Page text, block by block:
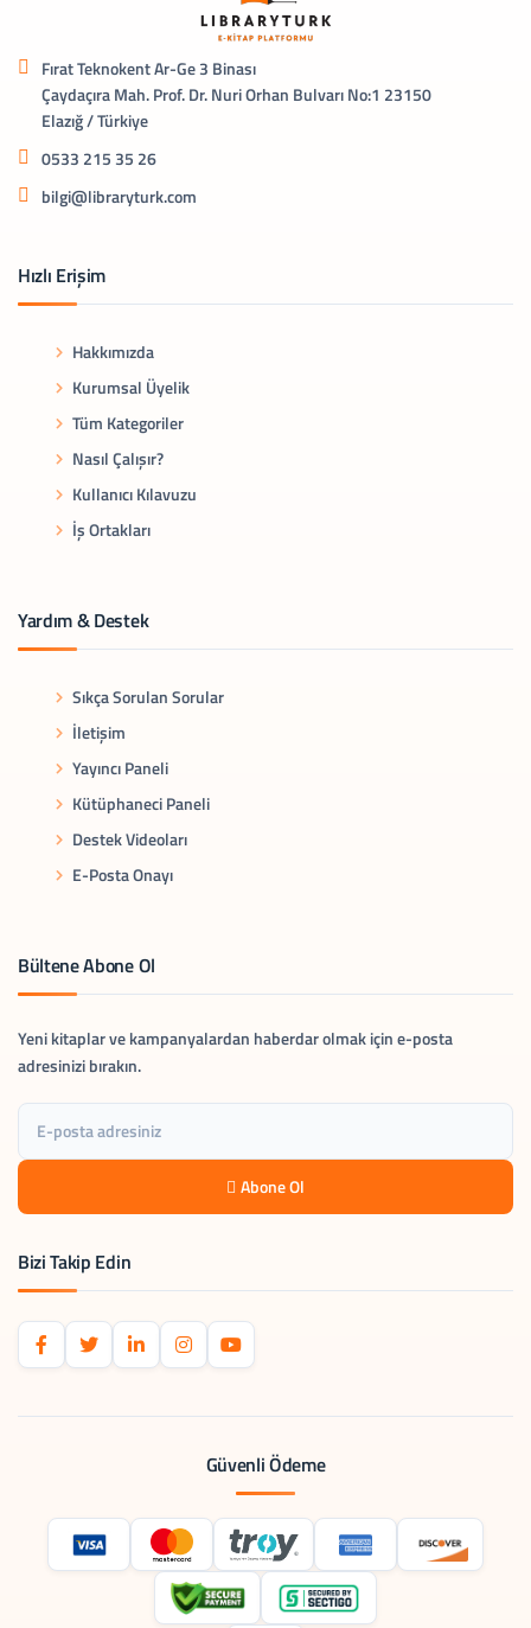
Fırat Teknokent Ar-Ge 3 Binası
Çaydaçıra Mah. Prof. Dr. Nuri Orhan Bulvarı No:1 23150
Elazığ / Türkiye
0533 215 35 26
bilgi@libraryturk.com
Hızlı Erişim
Hakkımızda
Kurumsal Üyelik
Tüm Kategoriler
Nasıl Çalışır?
Kullanıcı Kılavuzu
İş Ortakları
Yardım & Destek
Sıkça Sorulan Sorular
İletişim
Yayıncı Paneli
Kütüphaneci Paneli
Destek Videoları
E-Posta Onayı
Bültene Abone Ol
Yeni kitaplar ve kampanyalardan haberdar olmak için e-posta
adresinizi bırakın.
Abone Ol
Bizi Takip Edin
Güvenli Ödeme